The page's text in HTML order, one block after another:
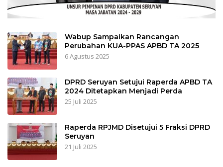
Wabup Sampaikan Rancangan
Perubahan KUA-PPAS APBD TA 2025
6 Agustus 2025
DPRD Seruyan Setujui Raperda APBD TA
2024 Ditetapkan Menjadi Perda
25 Juli 2025
Raperda RPJMD Disetujui 5 Fraksi DPRD
Seruyan
21 Juli 2025